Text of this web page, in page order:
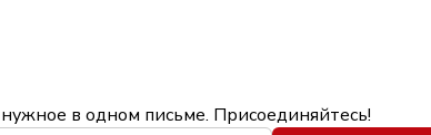
в одном письме. Присоединяйтесь!